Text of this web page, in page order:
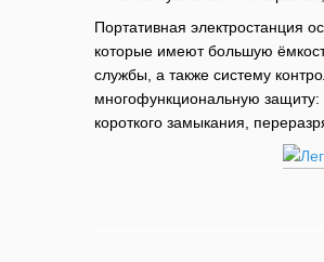
Портативная электростанция
которые имеют большую
службы, а также систему
многофункциональную защиту:
короткого замыкания,